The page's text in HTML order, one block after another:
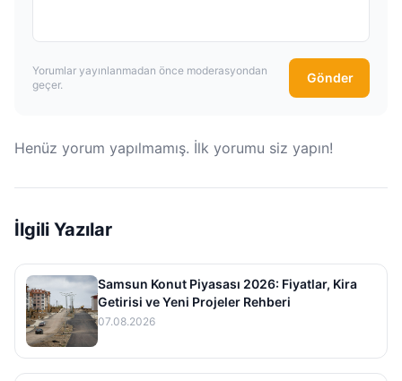
Yorumlar yayınlanmadan önce moderasyondan
geçer.
Gönder
Henüz yorum yapılmamış. İlk yorumu siz yapın!
İlgili Yazılar
Samsun Konut Piyasası 2026: Fiyatlar, Kira
Getirisi ve Yeni Projeler Rehberi
07.08.2026